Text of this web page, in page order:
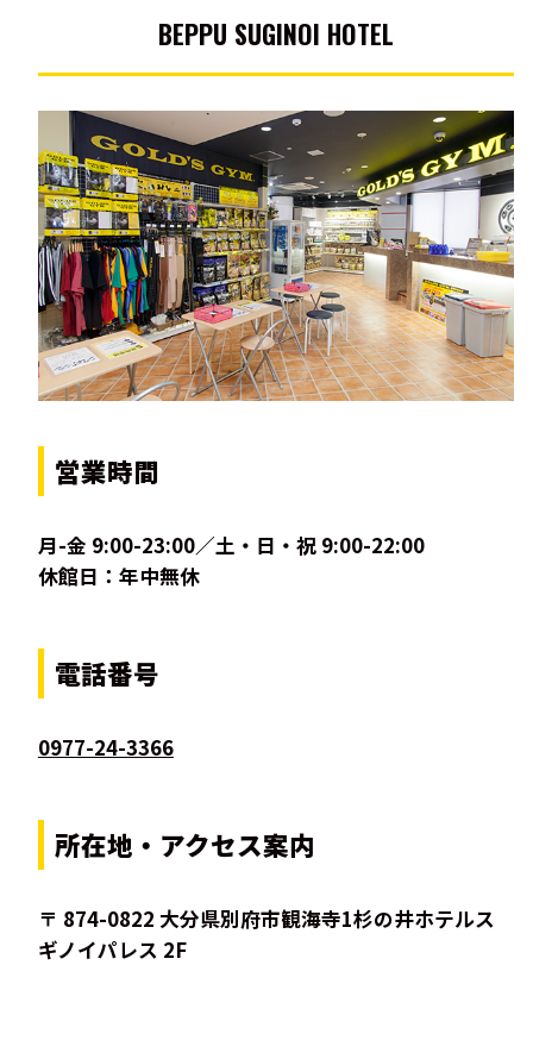
BEPPU SUGINOI HOTEL
営業時間
月-金 9:00-23:00／土・日・祝 9:00-22:00
休館日：年中無休
電話番号
0977-24-3366
所在地・アクセス案内
〒 874-0822 大分県別府市観海寺1杉の井ホテルス
ギノイパレス 2F